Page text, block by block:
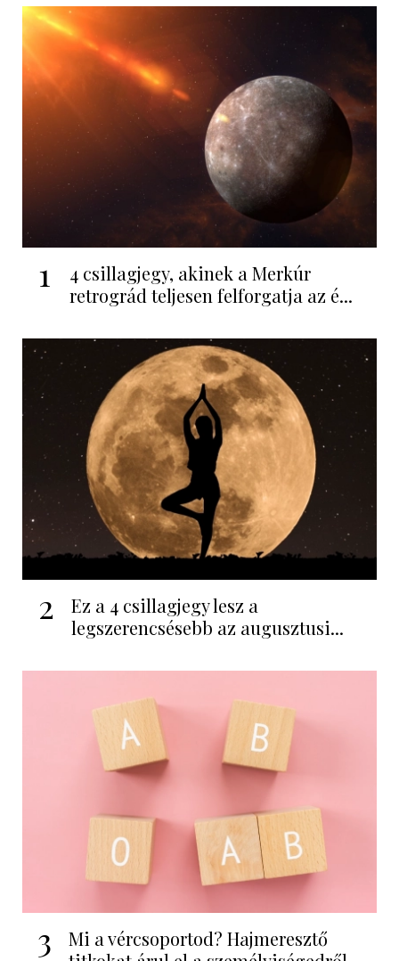
1
4 csillagjegy, akinek a Merkúr
retrográd teljesen felforgatja az é...
2
Ez a 4 csillagjegy lesz a
legszerencsésebb az augusztusi...
3
Mi a vércsoportod? Hajmeresztő